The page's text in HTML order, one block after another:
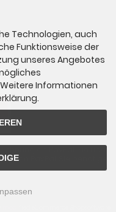
an PayPal. Sie über
an PayPal. Sie benötige
Technologien, auch
Funktionsweise der
unseres Angebotes
Informationen